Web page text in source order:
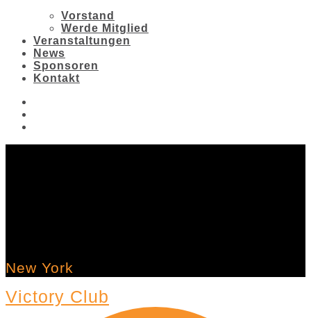
Vorstand
Werde Mitglied
Veranstaltungen
News
Sponsoren
Kontakt
New York
Victory Club